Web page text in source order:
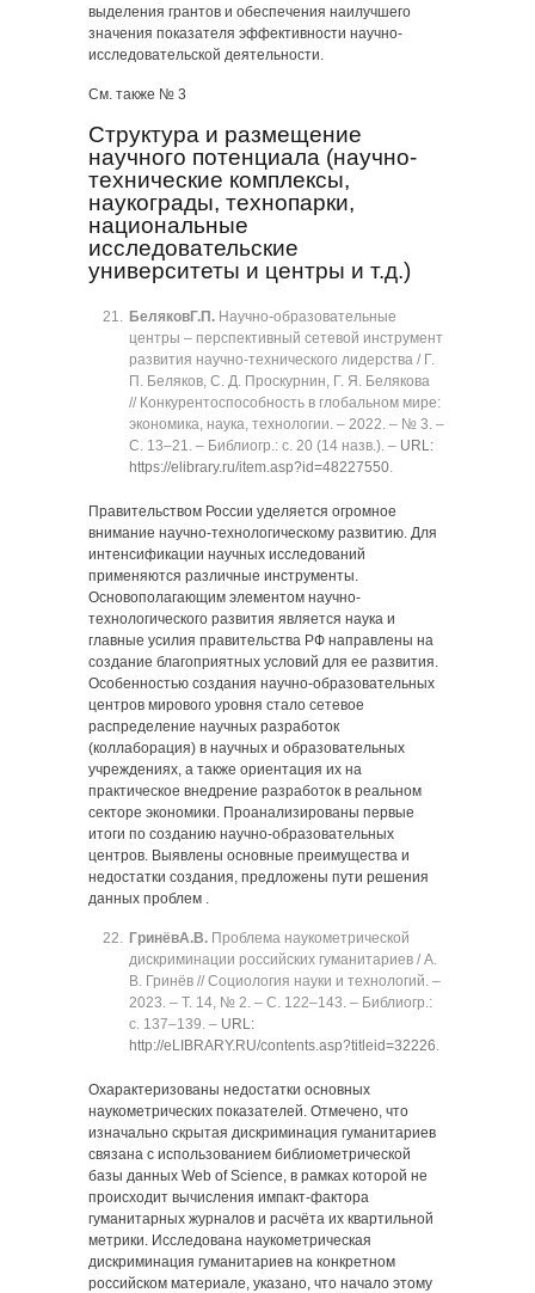
выделения грантов и обеспечения наилучшего
значения показателя эффективности научно-
исследовательской деятельности.
См. также № 3
Структура и размещение
научного потенциала (научно-
технические комплексы,
наукограды, технопарки,
национальные
исследовательские
университеты и центры и т.д.)
БеляковГ.П. Научно-образовательные
центры ‒ перспективный сетевой инструмент
развития научно-технического лидерства / Г.
П. Беляков, С. Д. Проскурнин, Г. Я. Белякова
// Конкурентоспособность в глобальном мире:
экономика, наука, технологии. ‒ 2022. ‒ № 3. ‒
C. 13‒21. ‒ Библиогр.: с. 20 (14 назв.). ‒ URL:
https://elibrary.ru/item.asp?id=48227550.
Правительством России уделяется огромное
внимание научно-технологическому развитию. Для
интенсификации научных исследований
применяются различные инструменты.
Основополагающим элементом научно-
технологического развития является наука и
главные усилия правительства РФ направлены на
создание благоприятных условий для ее развития.
Особенностью создания научно-образовательных
центров мирового уровня стало сетевое
распределение научных разработок
(коллаборация) в научных и образовательных
учреждениях, а также ориентация их на
практическое внедрение разработок в реальном
секторе экономики. Проанализированы первые
итоги по созданию научно-образовательных
центров. Выявлены основные преимущества и
недостатки создания, предложены пути решения
данных проблем .
ГринёвА.В. Проблема наукометрической
дискриминации российских гуманитариев / А.
В. Гринёв // Социология науки и технологий. ‒
2023. ‒ Т. 14, № 2. ‒ C. 122‒143. ‒ Библиогр.:
с. 137‒139. ‒ URL:
http://eLIBRARY.RU/contents.asp?titleid=32226.
Охарактеризованы недостатки основных
наукометрических показателей. Отмечено, что
изначально скрытая дискриминация гуманитариев
связана с использованием библиометрической
базы данных Web of Science, в рамках которой не
происходит вычисления импакт-фактора
гуманитарных журналов и расчёта их квартильной
метрики. Исследована наукометрическая
дискриминация гуманитариев на конкретном
российском материале, указано, что начало этому